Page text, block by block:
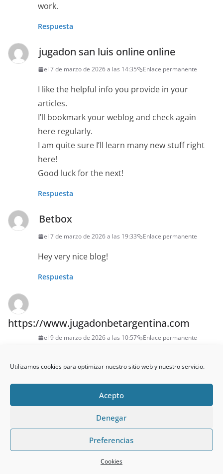
Utilizamos cookies para optimizar nuestro sitio web y nuestro servicio.
Acepto
Denegar
Preferencias
Cookies
work.
Respuesta
jugadon san luis online online
el 7 de marzo de 2026 a las 14:35 Enlace permanente
I like the helpful info you provide in your
articles.
I’ll bookmark your weblog and check again
here regularly.
I am quite sure I’ll learn many new stuff right
here!
Good luck for the next!
Respuesta
Betbox
el 7 de marzo de 2026 a las 19:33 Enlace permanente
Hey very nice blog!
Respuesta
https://www.jugadonbetargentina.com
el 9 de marzo de 2026 a las 10:57 Enlace permanente
posts here in the
early hours in the daylight, because i enjoy to
more and more.
Casino City Center Iguazu casino web